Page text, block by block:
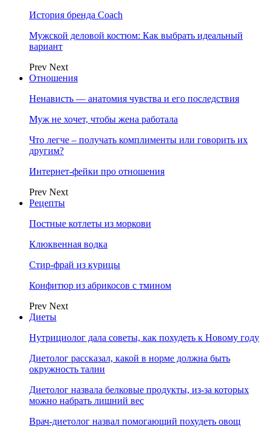
История бренда Coach
Мужской деловой костюм: Как выбрать идеальный
вариант
Prev Next
Отношения
Ненависть — анатомия чувства и его последствия
Муж не хочет, чтобы жена работала
Что легче – получать комплименты или говорить их
другим?
Интернет-фейки про отношения
Prev Next
Рецепты
Постные котлеты из моркови
Клюквенная водка
Стир-фрай из курицы
Конфитюр из абрикосов с тмином
Prev Next
Диеты
Нутрициолог дала советы, как похудеть к Новому году
Диетолог рассказал, какой в норме должна быть
окружность талии
Диетолог назвала белковые продукты, из-за которых
можно набрать лишний вес
Врач-диетолог назвал помогающий похудеть овощ